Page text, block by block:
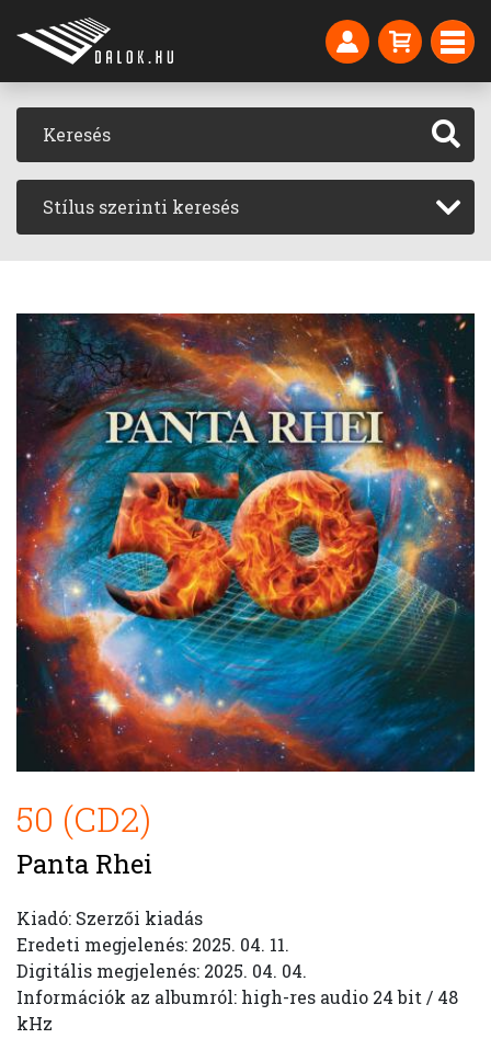
Stílus szerinti keresés
50 (CD2)
Panta Rhei
Kiadó: Szerzői kiadás
Eredeti megjelenés: 2025. 04. 11.
Digitális megjelenés: 2025. 04. 04.
Információk az albumról: high-res audio 24 bit / 48
kHz